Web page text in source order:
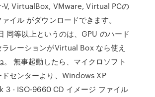
V, VirtualBox, VMware, Virtual PCの
イル がダウンロードできます。
同等以上というのは、GPU のハード
レーションがVirtual Box なら使え
。 無事起動したら、マイクロソフト
センターより、Windows XP
3 - ISO-9660 CD イメージ ファイル